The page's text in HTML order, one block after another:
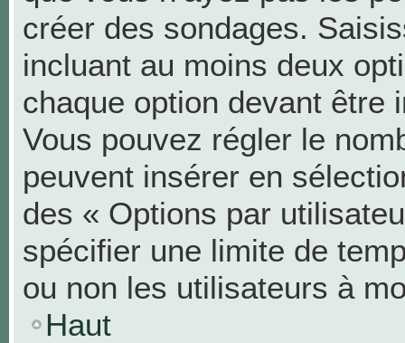
créer des sondages.
incluant au moins deux
chaque option devant être
Vous pouvez régler le
peuvent insérer en
des « Options par
spécifier une limite de
ou non les utilisateurs à
Haut